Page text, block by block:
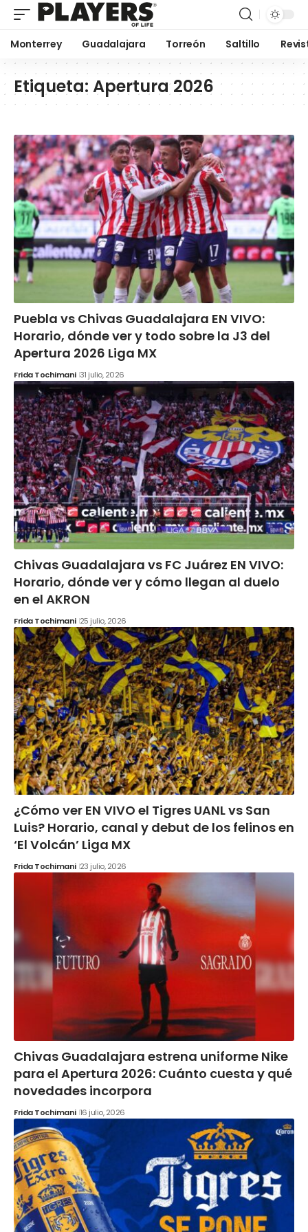
Monterrey Guadalajara Torreón Saltillo
Etiqueta: Apertura 2026
Puebla vs Chivas Guadalajara EN VIVO:
Horario, dónde ver y todo sobre la J3 del
Apertura 2026 Liga MX
Frida Tochimani 31 julio, 2026
Chivas Guadalajara vs FC Juárez EN VIVO:
Horario, dónde ver y cómo llegan al duelo
en el AKRON
Frida Tochimani 25 julio, 2026
¿Cómo ver EN VIVO el Tigres UANL vs San
Luis? Horario, canal y debut de los felinos en
‘El Volcán’ Liga MX
Frida Tochimani 23 julio, 2026
Chivas Guadalajara estrena uniforme Nike
para el Apertura 2026: Cuánto cuesta y qué
novedades incorpora
Frida Tochimani 16 julio, 2026